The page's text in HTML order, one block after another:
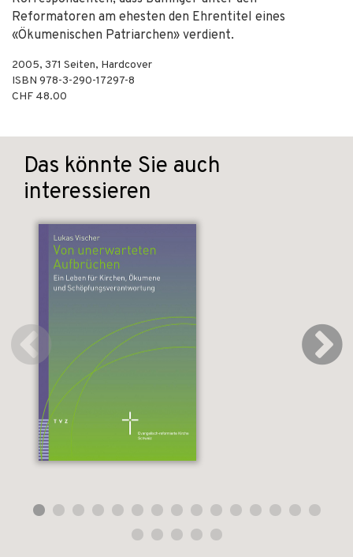
Reformatoren am ehesten den Ehrentitel eines
«Ökumenischen Patriarchen» verdient.
2005, 371 Seiten, Hardcover
ISBN 978-3-290-17297-8
CHF 48.00
Das könnte Sie auch
interessieren